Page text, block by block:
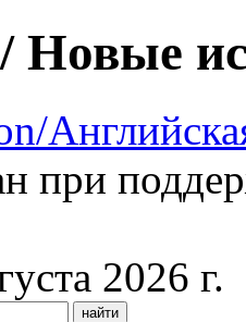
Новые
при
2026 г.